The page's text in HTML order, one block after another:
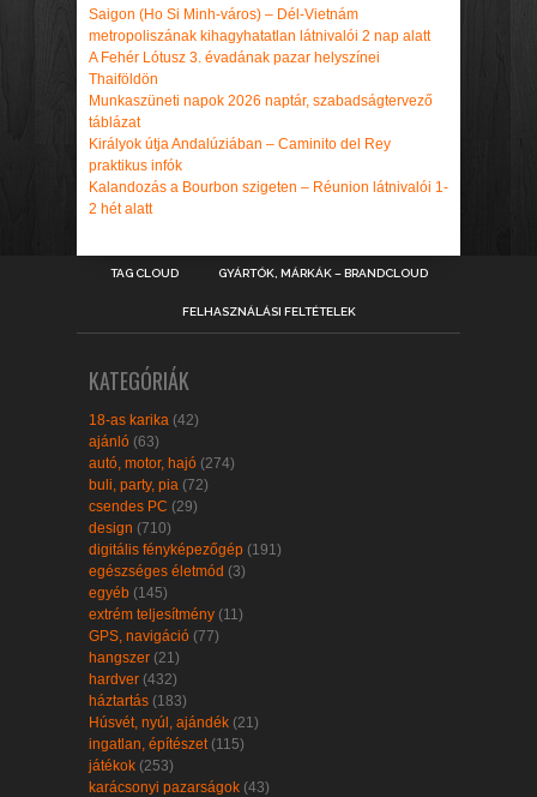
Saigon (Ho Si Minh-város) – Dél-Vietnám
metropoliszának kihagyhatatlan látnivalói 2 nap alatt
A Fehér Lótusz 3. évadának pazar helyszínei
Thaiföldön
Munkaszüneti napok 2026 naptár, szabadságtervező
táblázat
Királyok útja Andalúziában – Caminito del Rey
praktikus infók
Kalandozás a Bourbon szigeten – Réunion látnivalói 1-
2 hét alatt
TAG CLOUD GYÁRTÓK, MÁRKÁK – BRANDCLOUD
FELHASZNÁLÁSI FELTÉTELEK
KATEGÓRIÁK
18-as karika (42)
ajánló (63)
autó, motor, hajó (274)
buli, party, pia (72)
csendes PC (29)
design (710)
digitális fényképezőgép (191)
egészséges életmód (3)
egyéb (145)
extrém teljesítmény (11)
GPS, navigáció (77)
hangszer (21)
hardver (432)
háztartás (183)
Húsvét, nyúl, ajándék (21)
ingatlan, építészet (115)
játékok (253)
karácsonyi pazarságok (43)